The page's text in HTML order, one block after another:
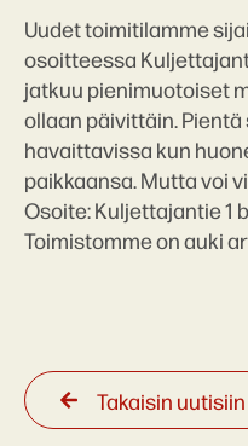
Uudet toimitilamme
osoitteessa
jatkuu pienimuotoiset
ollaan päivittäin.
havaittavissa kun
paikkaansa. Mutta voi
Osoite: Kuljettajantie 1
Toimistomme on auki
Takaisin uutisiin